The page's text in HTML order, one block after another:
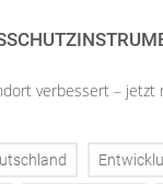
verbessert – jetzt